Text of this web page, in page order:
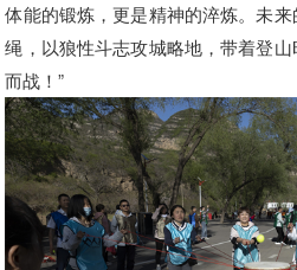
体能的锻炼，更是精神的淬炼。未
绳，以狼性斗志攻城略地，带着登
而战！”